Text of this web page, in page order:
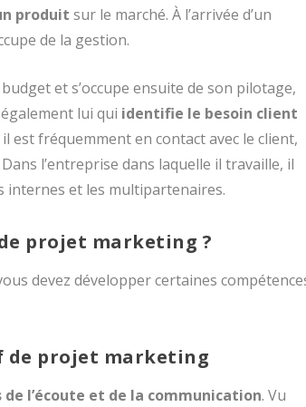
produit sur le marché. À l’arrivée d’un
de la gestion.
et s’occupe ensuite de son pilotage,
lui qui identifie le besoin client
il est fréquemment en contact avec le client,
l’entreprise dans laquelle il travaille, il
internes et les multipartenaires.
projet marketing ?
devez développer certaines
de projet marketing
l’écoute et de la communication. Vu